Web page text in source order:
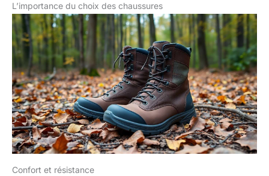
L’importance du choix des chaussures
Confort et résistance